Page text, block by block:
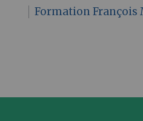
Formation François